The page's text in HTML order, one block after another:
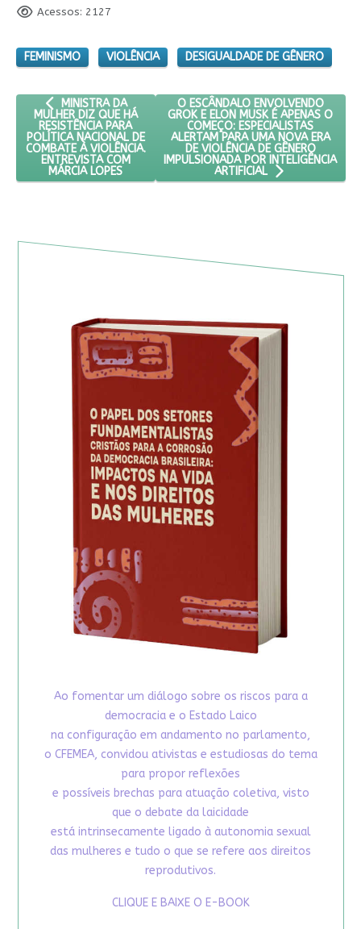
Acessos: 2127
FEMINISMO VIOLÊNCIA DESIGUALDADE DE GÊNERO
ARTIGO ANTERIOR: MINISTRA DA MULHER DIZ QUE HÁ
MINISTRA DA
MULHER DIZ QUE HÁ
RESISTÊNCIA PARA
POLÍTICA NACIONAL DE
COMBATE À VIOLÊNCIA.
ENTREVISTA COM
MÁRCIA LOPES
PRÓXIMO ARTIGO: O ESCÂNDALO
O ESCÂNDALO ENVOLVENDO
GROK E ELON MUSK É APENAS O
COMEÇO: ESPECIALISTAS
ALERTAM PARA UMA NOVA ERA
DE VIOLÊNCIA DE GÊNERO
IMPULSIONADA POR INTELIGÊNCIA
ARTIFICIAL
Ao fomentar um diálogo sobre os riscos para a
democracia e o Estado Laico
na configuração em andamento no parlamento,
o CFEMEA, convidou ativistas e estudiosas do tema
para propor reflexões
e possíveis brechas para atuação coletiva, visto
que o debate da laicidade
está intrinsecamente ligado à autonomia sexual
das mulheres e tudo o que se refere aos direitos
reprodutivos.
CLIQUE E BAIXE O E-BOOK